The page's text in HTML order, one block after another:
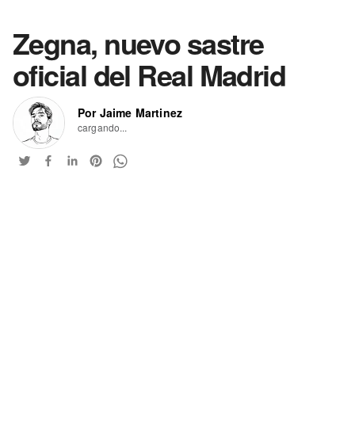
Zegna, nuevo sastre
oficial del Real Madrid
Por Jaime Martinez
cargando...